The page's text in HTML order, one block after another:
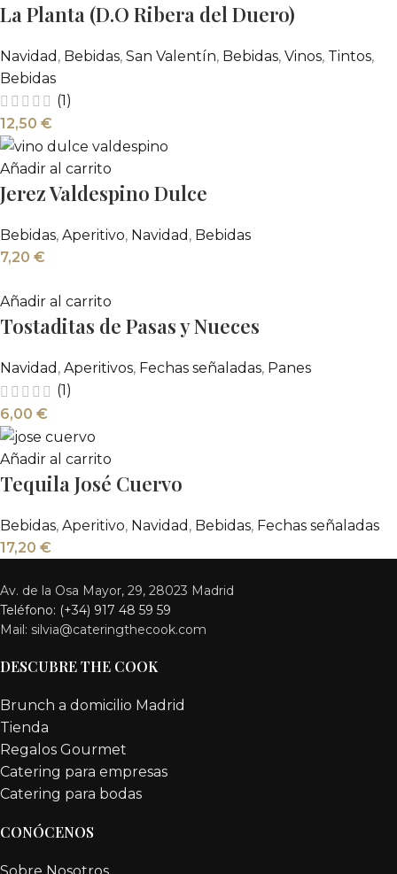
La Planta (D.O Ribera del Duero)
Navidad , Bebidas, San Valentín, Bebidas, Vinos, Tintos,
Bebidas
(1)
12,50 €
Añadir al carrito
Jerez Valdespino Dulce
Bebidas, Aperitivo, Navidad , Bebidas
7,20 €
Añadir al carrito
Tostaditas de Pasas y Nueces
Navidad , Aperitivos, Fechas señaladas, Panes
(1)
6,00 €
Añadir al carrito
Tequila José Cuervo
Bebidas, Aperitivo, Navidad , Bebidas, Fechas señaladas
17,20 €
Av. de la Osa Mayor, 29, 28023 Madrid
Teléfono: (+34) 917 48 59 59
Mail: silvia@cateringthecook.com
DESCUBRE THE COOK
Brunch a domicilio Madrid
Tienda
Regalos Gourmet
Catering para empresas
Catering para bodas
CONÓCENOS